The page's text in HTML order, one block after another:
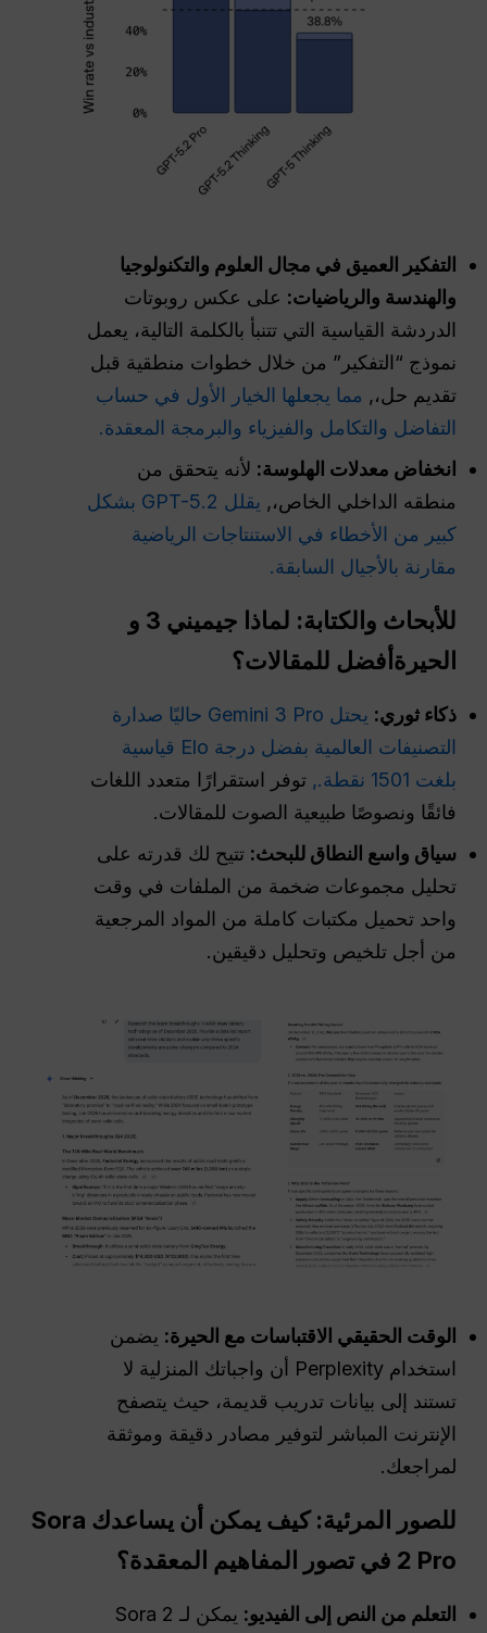
التفكير العميق في مجال العلوم والتكنولوجيا
والهندسة والرياضيات: على عكس روبوتات
الدردشة القياسية التي تتنبأ بالكلمة التالية، يعمل
نموذج “التفكير” من خلال خطوات منطقية قبل
تقديم حل،, مما يجعلها الخيار الأول في حساب
التفاضل والتكامل والفيزياء والبرمجة المعقدة.
انخفاض معدلات الهلوسة: لأنه يتحقق من
منطقه الداخلي الخاص،,
يقلل GPT-5.2 بشكل
كبير من الأخطاء في الاستنتاجات الرياضية
مقارنة بالأجيال السابقة.
للأبحاث والكتابة: لماذا جيميني 3 و
الحيرة أفضل للمقالات؟
ذكاء ثوري:
يحتل Gemini 3 Pro حاليًا صدارة
التصنيفات العالمية بفضل درجة Elo قياسية
بلغت 1501 نقطة.,
توفر استقرارًا متعدد اللغات
فائقًا ونصوصًا طبيعية الصوت للمقالات.
سياق واسع النطاق للبحث: تتيح لك قدرته على
تحليل مجموعات ضخمة من الملفات في وقت
واحد تحميل مكتبات كاملة من المواد المرجعية
من أجل تلخيص وتحليل دقيقين.
الوقت الحقيقي الاقتباسات مع الحيرة: يضمن
استخدام Perplexity أن واجباتك المنزلية لا
تستند إلى بيانات تدريب قديمة، حيث يتصفح
الإنترنت المباشر لتوفير مصادر دقيقة وموثقة
لمراجعك.
للصور المرئية: كيف يمكن أن يساعدك Sora
2 Pro في تصور المفاهيم المعقدة؟
التعلم من النص إلى الفيديو:
يمكن لـ Sora 2